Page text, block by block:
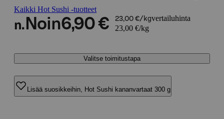
Kaikki Hot Sushi -tuotteet
n. Noin6,90 € 23,00 €/kgvertailuhinta
23,00 €/kg
Valitse toimitustapa
Lisää suosikkeihin, Hot Sushi kananvartaat 300 g